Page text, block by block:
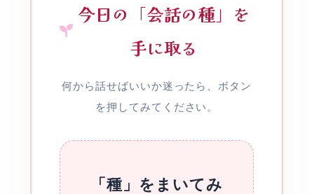
今日の「会話の種」を
手に取る
何から話せばいいか迷ったら、ボタン
を押してみてください。
「種」をまいてみ